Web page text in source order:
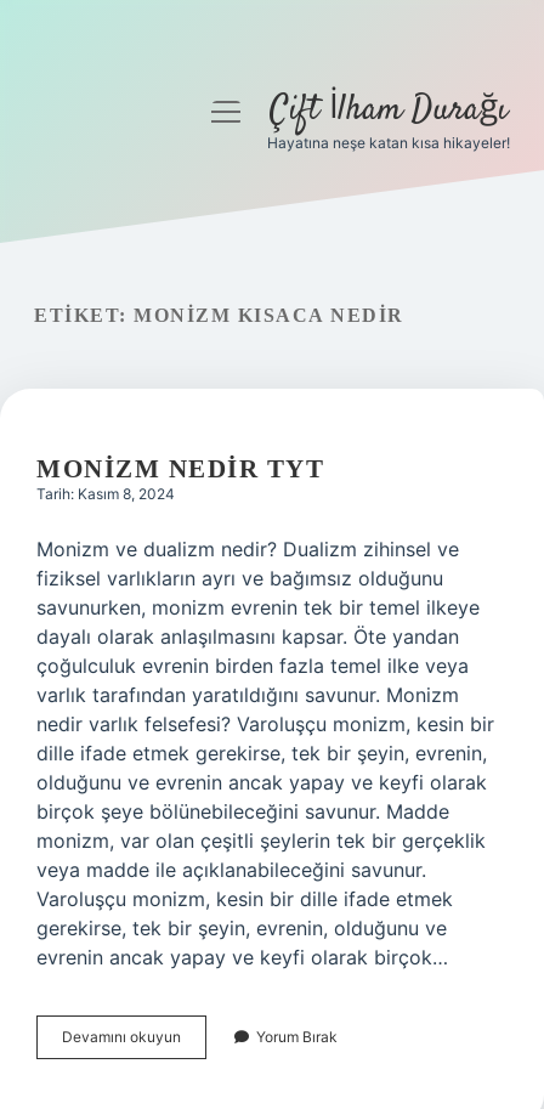
Gizlilik Politikası
menüyüÇift İlham Durağı
Hayatına neşe katan kısa hikayeler!
ETIKET: MONIZM KISACA NEDIR
MONIZM NEDIR TYT
Tarih: Kasım 8, 2024
Monizm ve dualizm nedir? Dualizm zihinsel ve
fiziksel varlıkların ayrı ve bağımsız olduğunu
savunurken, monizm evrenin tek bir temel ilkeye
dayalı olarak anlaşılmasını kapsar. Öte yandan
çoğulculuk evrenin birden fazla temel ilke veya
varlık tarafından yaratıldığını savunur. Monizm
nedir varlık felsefesi? Varoluşçu monizm, kesin bir
dille ifade etmek gerekirse, tek bir şeyin, evrenin,
olduğunu ve evrenin ancak yapay ve keyfi olarak
birçok şeye bölünebileceğini savunur. Madde
monizm, var olan çeşitli şeylerin tek bir gerçeklik
veya madde ile açıklanabileceğini savunur.
Varoluşçu monizm, kesin bir dille ifade etmek
gerekirse, tek bir şeyin, evrenin, olduğunu ve
evrenin ancak yapay ve keyfi olarak birçok…
Devamını okuyun
Nedir
Yorum Bırak